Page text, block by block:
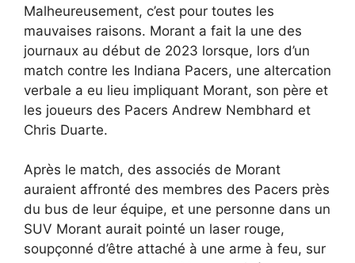
Malheureusement, c’est pour toutes les
mauvaises raisons. Morant a fait la une des
journaux au début de 2023 lorsque, lors d’un
match contre les Indiana Pacers, une altercation
verbale a eu lieu impliquant Morant, son père et
les joueurs des Pacers Andrew Nembhard et
Chris Duarte.
Après le match, des associés de Morant
auraient affronté des membres des Pacers près
du bus de leur équipe, et une personne dans un
SUV Morant aurait pointé un laser rouge,
soupçonné d’être attaché à une arme à feu, sur